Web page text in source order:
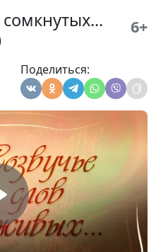
6+
Поделиться:
(музыкальное
Михаил Севастьянов,
Вячеслав Захаров
(музыкальное
Севастьянов,
Захаров
(музыкальное
сопровождение)
Кириченко,
Захаров
#49